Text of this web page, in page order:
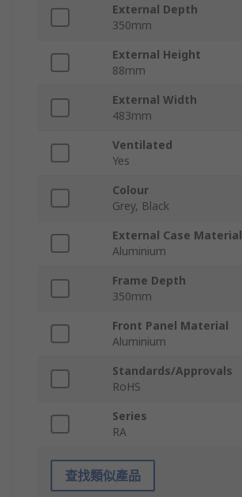
External Depth
350mm
External Height
88mm
External Width
483mm
Ventilated
Yes
Colour
Grey, Black
External Case Material
Aluminium
Frame Depth
350mm
Front Panel Material
Aluminium
Standards/Approvals
RoHS
Series
RA
查找類似產品